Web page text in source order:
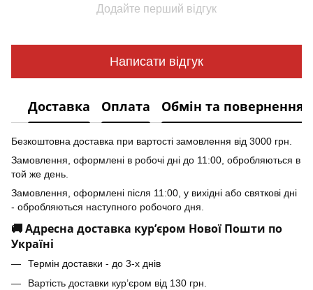
Додайте перший відгук
Написати відгук
Доставка Оплата Обмін та повернення
Безкоштовна доставка при вартості замовлення від 3000 грн.
Замовлення, оформлені в робочі дні до 11:00, обробляються в
той же день.
Замовлення, оформлені після 11:00, у вихідні або святкові дні
- обробляються наступного робочого дня.
🚚 Адресна доставка кур’єром Нової Пошти по
Україні
Термін доставки - до 3-х днів
Вартість доставки кур’єром від 130 грн.